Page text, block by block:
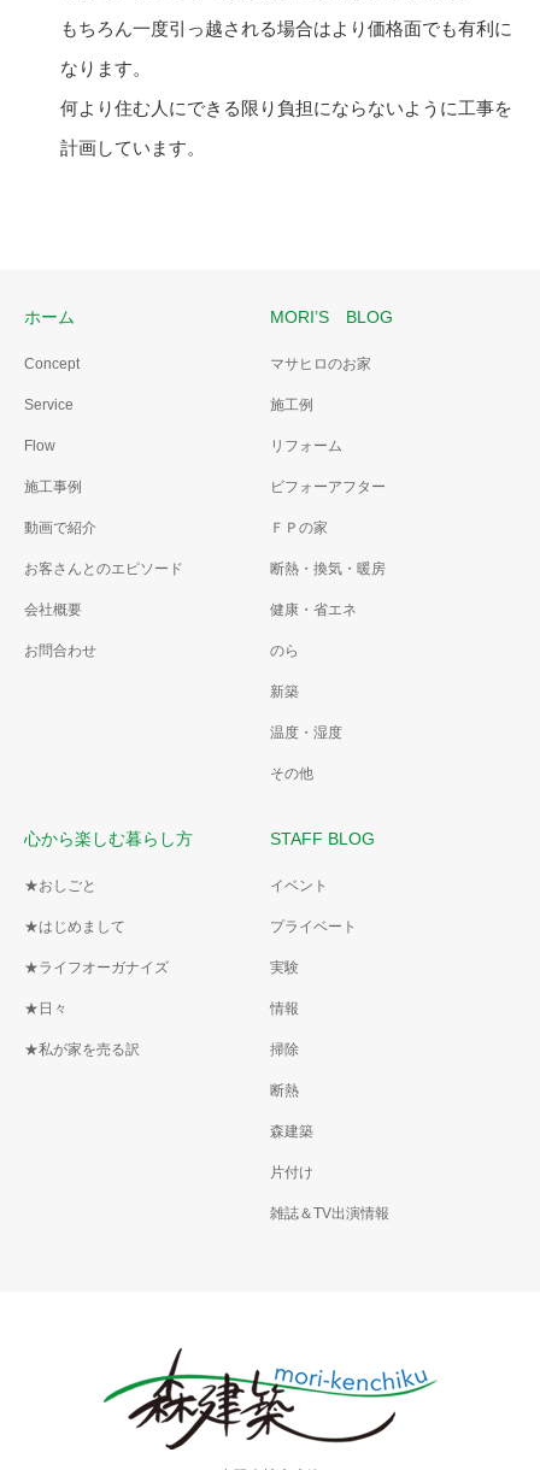
もちろん一度引っ越される場合はより価格面でも有利に
なります。
何より住む人にできる限り負担にならないように工事を
計画しています。
ホーム
Concept
Service
Flow
施工事例
動画で紹介
お客さんとのエピソード
会社概要
お問合わせ
MORI’S BLOG
マサヒロのお家
施工例
リフォーム
ビフォーアフター
ＦＰの家
断熱・換気・暖房
健康・省エネ
のら
新築
温度・湿度
その他
心から楽しむ暮らし方
★おしごと
★はじめまして
★ライフオーガナイズ
★日々
★私が家を売る訳
STAFF BLOG
イベント
プライベート
実験
情報
掃除
断熱
森建築
片付け
雑誌＆TV出演情報